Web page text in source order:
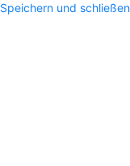
Speichern und schließen